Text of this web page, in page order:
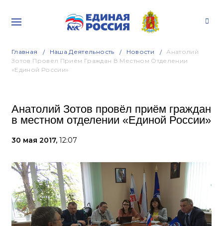
Главная Наша Деятельность Новости
Анатолий
Зотов Провёл Приём Граждан В Местном Отделении
«Единой России»
Анатолий Зотов провёл приём граждан
в местном отделении «Единой России»
30 мая 2017, 12:07